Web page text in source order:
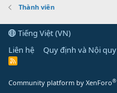
Thành viên
Tiếng Việt (VN)
Liên hệ
Quy định và Nội quy
R
Community platform by XenForo®